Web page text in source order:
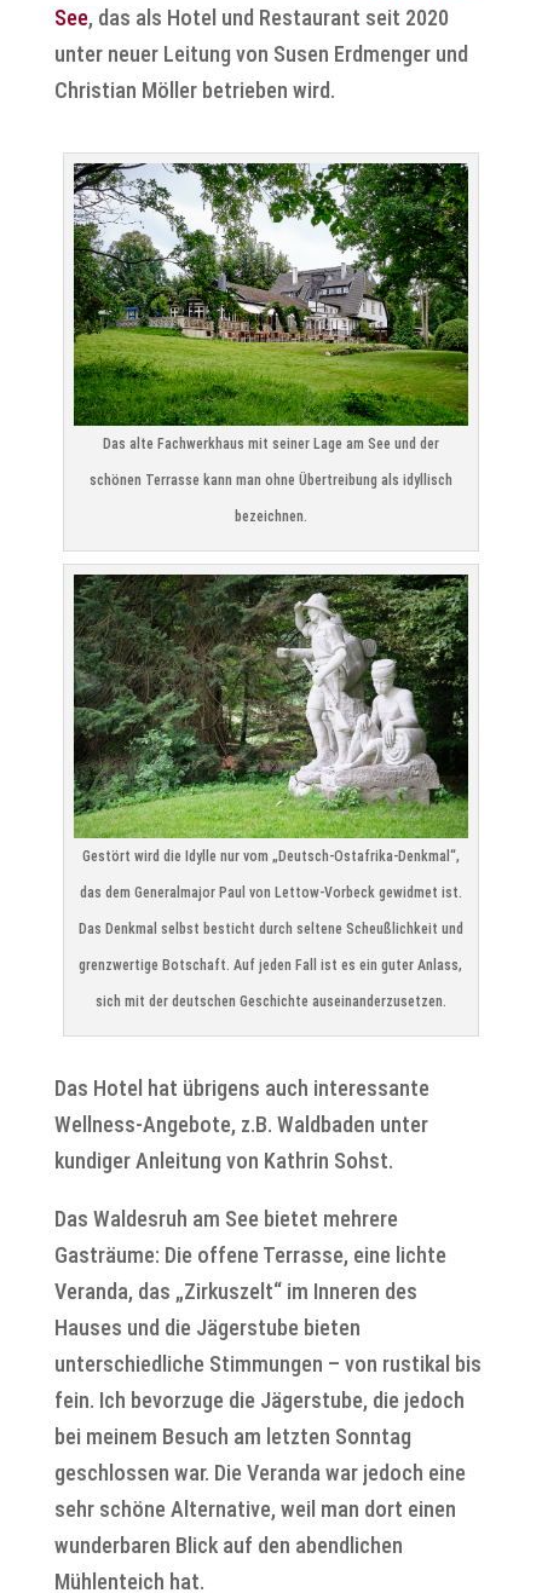
See, das als Hotel und Restaurant seit 2020
unter neuer Leitung von Susen Erdmenger und
Christian Möller betrieben wird.
Das alte Fachwerkhaus mit seiner Lage am See und der
schönen Terrasse kann man ohne Übertreibung als idyllisch
bezeichnen.
Gestört wird die Idylle nur vom „Deutsch-Ostafrika-Denkmal“,
das dem Generalmajor Paul von Lettow-Vorbeck gewidmet ist.
Das Denkmal selbst besticht durch seltene Scheußlichkeit und
grenzwertige Botschaft. Auf jeden Fall ist es ein guter Anlass,
sich mit der deutschen Geschichte auseinanderzusetzen.
Das Hotel hat übrigens auch interessante
Wellness-Angebote, z.B. Waldbaden unter
kundiger Anleitung von Kathrin Sohst.
Das Waldesruh am See bietet mehrere
Gasträume: Die offene Terrasse, eine lichte
Veranda, das „Zirkuszelt“ im Inneren des
Hauses und die Jägerstube bieten
unterschiedliche Stimmungen – von rustikal bis
fein. Ich bevorzuge die Jägerstube, die jedoch
bei meinem Besuch am letzten Sonntag
geschlossen war. Die Veranda war jedoch eine
sehr schöne Alternative, weil man dort einen
wunderbaren Blick auf den abendlichen
Mühlenteich hat.